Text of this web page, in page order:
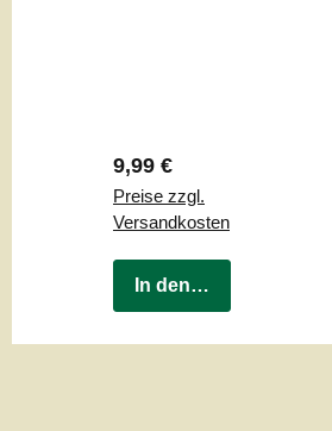
Regulärer Preis:
9,99 €
Preise zzgl.
Versandkosten
In den Warenkorb